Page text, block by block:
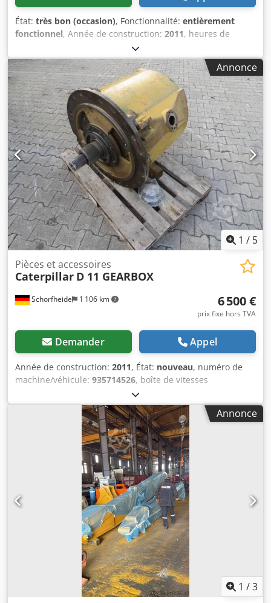
État: très bon (occasion), Fonctionnalité: entièrement
fonctionnel, Année de construction: 2011, heures de
, La machine est en très bon état
et prête à l'emploi. Dkedpfxozam Efs Afmer
Annonce
1 / 5
Schorfheide 1 106 km
Pièces et accessoires
Caterpillar D 11 GEARBOX
6 500 €
prix fixe hors TVA
Demander Appel
Année de construction: 2011, État: nouveau, numéro de
machine/véhicule: 935714526, boîte de vitesses
reconditionnée neuve pour Caterpillar D11 N R, préfixe 74Z
Informations complémentaires : Type : boîte de vitesses,
état général : très bon, état technique : très bon, état
optique : très bon. Djdpfx Ashd I R Tefmjkr
Annonce
1 /3